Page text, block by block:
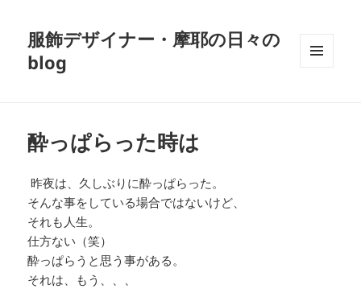
服飾デザイナー・摩耶の日々の
blog
酔っぱらった時は
昨夜は、久しぶりに酔っぱらった。
そんな事をしている場合ではないけど、
それも人生。
仕方ない（笑）
酔っぱらうと思う事がある。
それは、もう、、、